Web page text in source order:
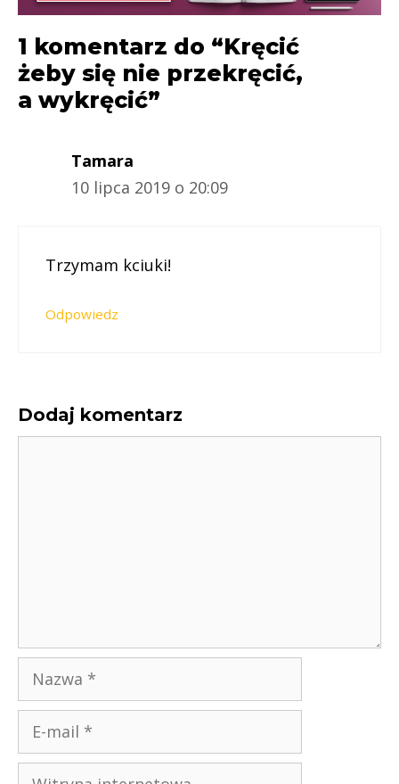
1 komentarz do “Kręcić
żeby się nie przekręcić,
a wykręcić”
Tamara
10 lipca 2019 o 20:09
Trzymam kciuki!
Odpowiedz
Dodaj komentarz